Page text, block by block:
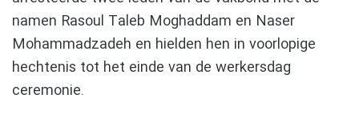
namen Rasoul Taleb Moghaddam en Naser
Mohammadzadeh en hielden hen in voorlopige
hechtenis tot het einde van de werkersdag
ceremonie.